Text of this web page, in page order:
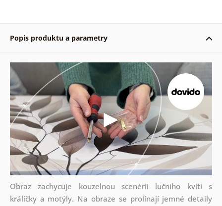
Popis produktu a parametry
Obraz zachycuje kouzelnou scenérii lučního kvítí s
králíčky a motýly. Na obraze se prolínají jemné detaily